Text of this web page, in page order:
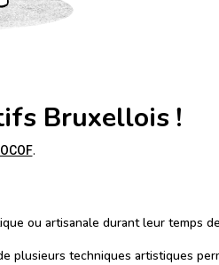
Bruxellois !
.
ou artisanale durant leur temps
plusieurs techniques artistiques